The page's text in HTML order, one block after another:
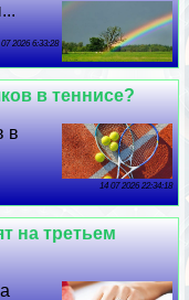
2026 6:33:28
в теннисе?
в
14 07 2026 22:34:18
на третьем